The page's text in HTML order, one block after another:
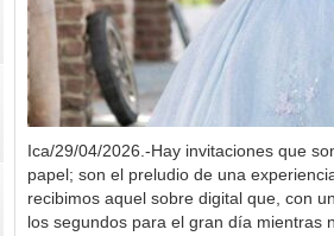
Ica/29/04/2026.-Hay invitaciones que
papel; son el preludio de una
recibimos aquel sobre digital que, con
los segundos para el gran día mientras